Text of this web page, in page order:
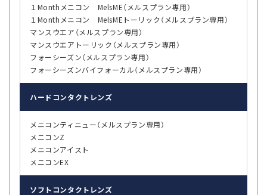
１Monthメニコン MelsME（メルスプラン専用）
１Monthメニコン MelsMEトーリック（メルスプラン専用）
マンスウエア（メルスプラン専用）
マンスウエアトーリック（メルスプラン専用）
フォーシーズン（メルスプラン専用）
フォーシーズンバイフォーカル（メルスプラン専用）
ハード コンタクトレンズ
メニコンティニュー（メルスプラン専用）
メニコンZ
メニコンアイスト
メニコンEX
ソフト コンタクトレンズ